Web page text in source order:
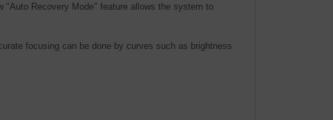
"Auto Recovery Mode" feature allows the system to
focusing can be done by curves such as brightness